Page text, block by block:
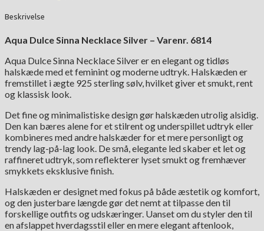
Beskrivelse
Aqua Dulce Sinna Necklace Silver – Varenr. 6814
Aqua Dulce Sinna Necklace Silver er en elegant og tidløs
halskæde med et feminint og moderne udtryk. Halskæden er
fremstillet i ægte 925 sterling sølv, hvilket giver et smukt, rent
og klassisk look.
Det fine og minimalistiske design gør halskæden utrolig alsidig.
Den kan bæres alene for et stilrent og underspillet udtryk eller
kombineres med andre halskæder for et mere personligt og
trendy lag-på-lag look. De små, elegante led skaber et let og
raffineret udtryk, som reflekterer lyset smukt og fremhæver
smykkets eksklusive finish.
Halskæden er designet med fokus på både æstetik og komfort,
og den justerbare længde gør det nemt at tilpasse den til
forskellige outfits og udskæringer. Uanset om du styler den til
en afslappet hverdagsstil eller en mere elegant aftenlook,